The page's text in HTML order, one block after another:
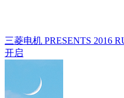
三菱电机 PRESENTS 2016
开启